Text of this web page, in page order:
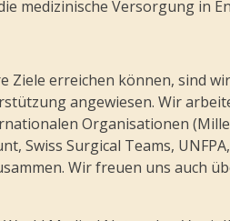
medizinische Versorgung in
Ziele erreichen können, sind
angewiesen. Wir
Organisationen
Swiss Surgical Teams,
Wir freuen uns auch